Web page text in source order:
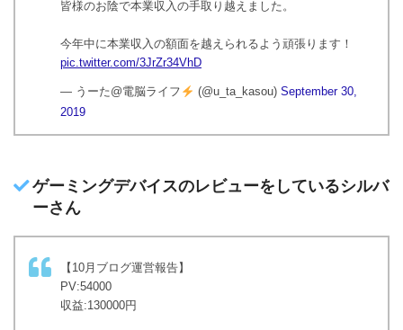
皆様のお陰で本業収入の手取り越えました。
今年中に本業収入の額面を越えられるよう頑張ります！
pic.twitter.com/3JrZr34VhD
— うーた@電脳ライフ (@u_ta_kasou) September 30,
2019
ゲーミングデバイスのレビューをしているシルバ
ーさん
【10月ブログ運営報告】
PV:54000
収益:130000円